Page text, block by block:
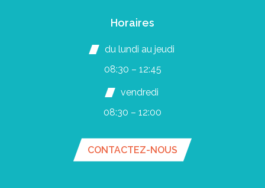
Horaires
du lundi au jeudi
08:30 – 12:45
vendredi
08:30 – 12:00
CONTACTEZ-NOUS